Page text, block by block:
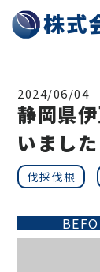
株式
2024/06/04
静岡県
いました
伐採伐根